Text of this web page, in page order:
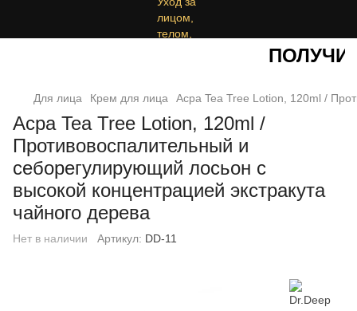
ПОЛУЧИТЕ
Для лица Крем для лица Acpa Tea Tree Lotion, 120ml /
Acpa Tea Tree Lotion, 120ml /
Противовоспалительный и
себорегулирующий лосьон с
высокой концентрацией экстракута
чайного дерева
Нет в наличии Артикул: DD-11